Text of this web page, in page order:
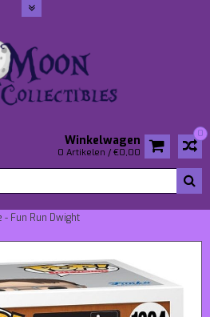
0
Winkelwagen
0 Artikelen / €0,00
- Fun Run Dwight